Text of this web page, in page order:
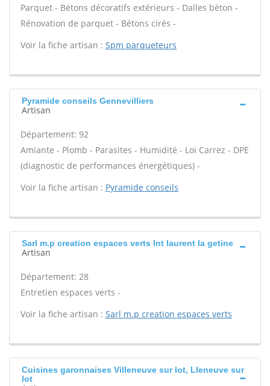
Parquet - Bétons décoratifs extérieurs - Dalles béton -
Rénovation de parquet - Bétons cirés -
Voir la fiche artisan : Spm parqueteurs
Pyramide conseils Gennevilliers
Artisan
Département: 92
Amiante - Plomb - Parasites - Humidité - Loi Carrez - DPE
(diagnostic de performances énergétiques) -
Voir la fiche artisan : Pyramide conseils
Sarl m.p creation espaces verts Int laurent la getine
Artisan
Département: 28
Entretien espaces verts -
Voir la fiche artisan : Sarl m.p creation espaces verts
Cuisines garonnaises Villeneuve sur lot, Lleneuve sur
lot